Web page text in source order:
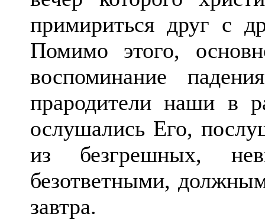
примириться друг с
Помимо этого,
воспоминание
прародители наши в
ослушались Его,
из безгрешных,
безответными,
завтра.